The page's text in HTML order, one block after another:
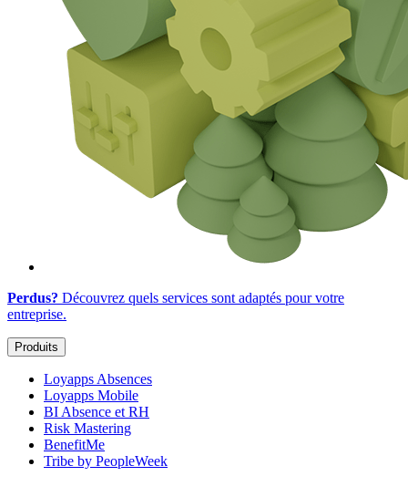
Perdus? Découvrez quels services sont adaptés pour votre
entreprise.
Produits
Loyapps Absences
Loyapps Mobile
BI Absence et RH
Risk Mastering
BenefitMe
Tribe by PeopleWeek